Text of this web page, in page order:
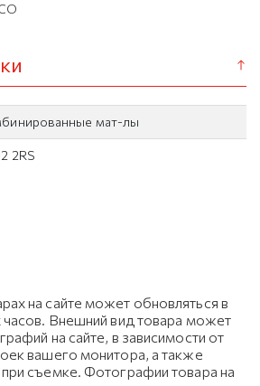
мат-лы
2RS
на сайте может обновляться в
часов. Внешний вид товара может
на сайте, в зависимости от
вашего монитора, а также
съемке. Фотографии товара на